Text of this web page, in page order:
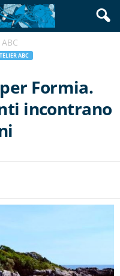
ABC
per Formia.
incontrano